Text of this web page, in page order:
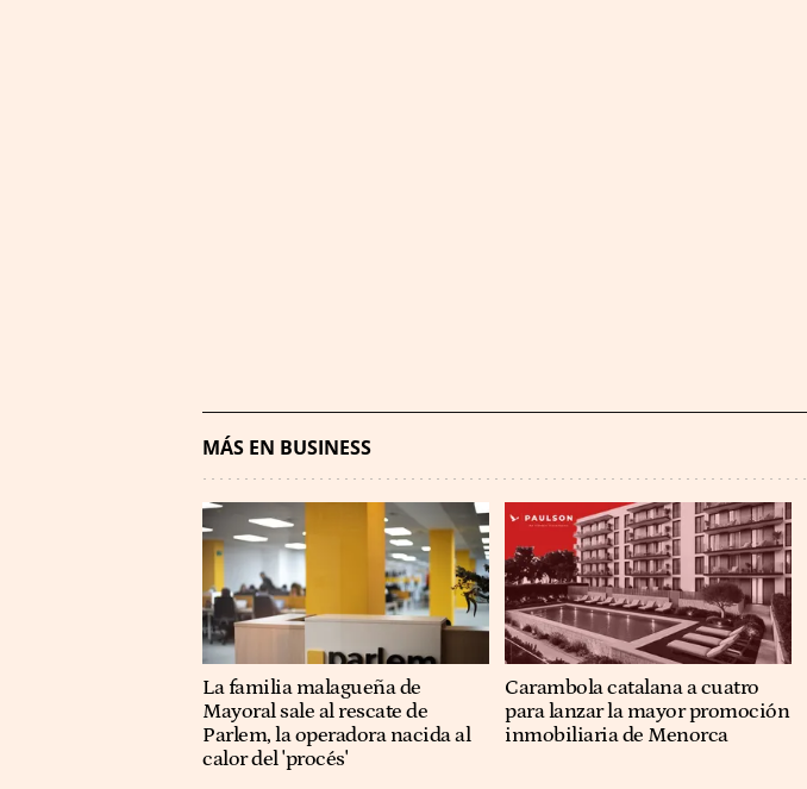
MÁS EN BUSINESS
La familia malagueña de
Mayoral sale al rescate de
Parlem, la operadora nacida al
calor del 'procés'
Carambola catalana a cuatro
para lanzar la mayor promoción
inmobiliaria de Menorca